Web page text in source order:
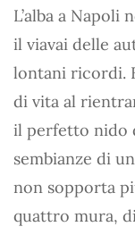
L’alba a Napoli
il viavai delle
lontani ricordi.
di vita al
il perfetto nido
sembianze di
non sopporta
quattro mura,